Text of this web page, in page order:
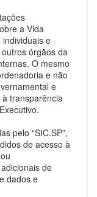
a Vida
e
órgãos da
O mesmo
e não
e
transparência
pelo “SIC.SP”,
de acesso à
de
dados e